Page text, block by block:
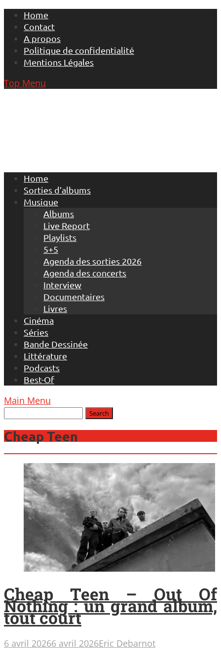
Skip
content
Home
Contact
A propos
Politique de confidentialité
Mentions Légales
Top Menu
Home
Sorties d’albums
Musique
Albums
Live Report
Playlists
5+5
Agenda des sorties 2026
Agenda des concerts
Interview
Documentaires
Livres
Cinéma
Séries
Bande Dessinée
Littérature
Podcasts
Best-Of
Main Menu
Cheap Teen
Cheap Teen – Out Of
Nothing : un grand album,
tout court
6 avril 20266 avril 2026Eric Debarnot